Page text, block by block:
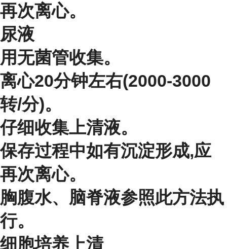
再次离心。
尿液
用无菌管收集。
离心20分钟左右(2000-3000
转/分)。
仔细收集上清液。
保存过程中如有沉淀形成,应
再次离心。
胸腹水、脑脊液参照此方法执
行。
细胞培养上清